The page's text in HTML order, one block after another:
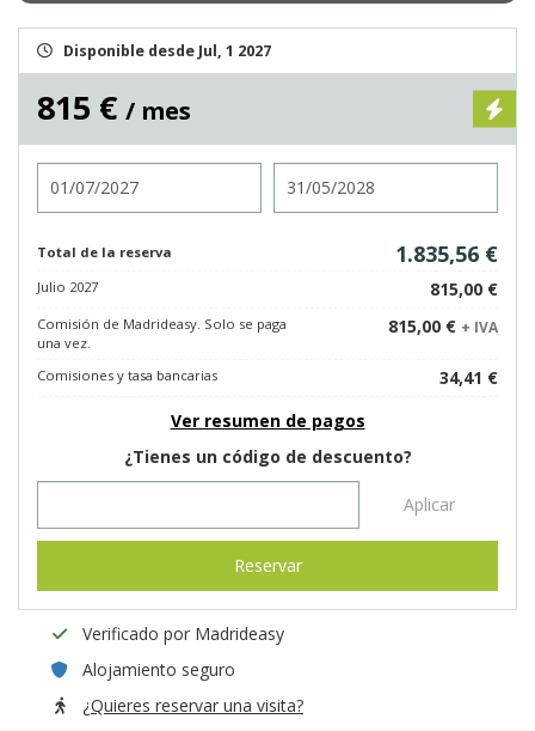
Disponible desde Jul, 1 2027
815 € / mes
Total de la reserva 1.835,56 €
Julio 2027 815,00 €
Comisión de Madrideasy. Solo se paga
una vez.
815,00 € + IVA
Comisiones y tasa bancarias
34,41 €
Ver resumen de pagos
¿Tienes un código de descuento?
Aplicar
Reservar
Verificado por Madrideasy
Alojamiento seguro
¿Quieres reservar una visita?